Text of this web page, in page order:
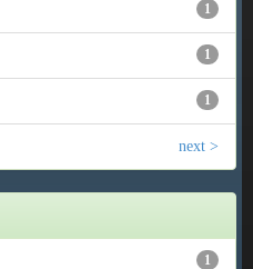
1
1
1
next >
1